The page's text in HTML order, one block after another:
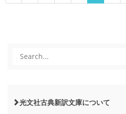
光文社古典新訳文庫について